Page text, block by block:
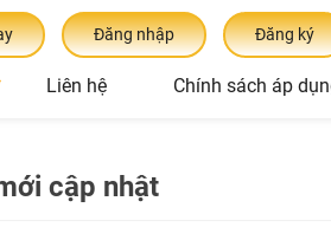
Đăng nhập Đăng ký
Liên hệ Chính sách áp
cập nhật